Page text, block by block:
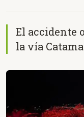
El accidente
la vía